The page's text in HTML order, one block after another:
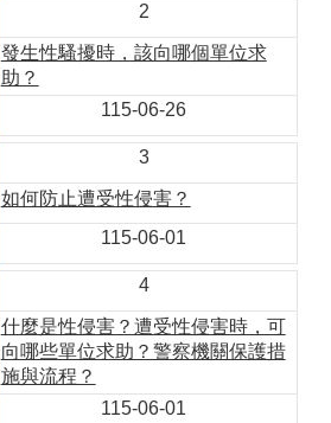
2
發生性騷擾時，該向哪個單位求
助？
115-06-26
3
如何防止遭受性侵害？
115-06-01
4
什麼是性侵害？遭受性侵害時，可
向哪些單位求助？警察機關保護措
施與流程？
115-06-01